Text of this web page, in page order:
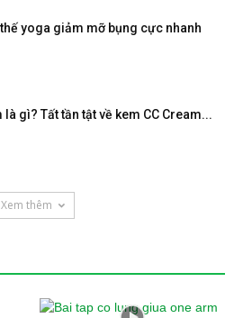
yoga giảm mỡ bụng cực nhanh
là gì? Tất tần tật về kem CC Cream...
Xem thêm